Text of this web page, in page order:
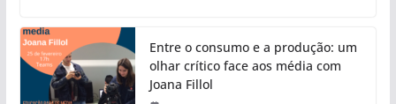
Entre o consumo e a produção: um
olhar crítico face aos média com
Joana Fillol